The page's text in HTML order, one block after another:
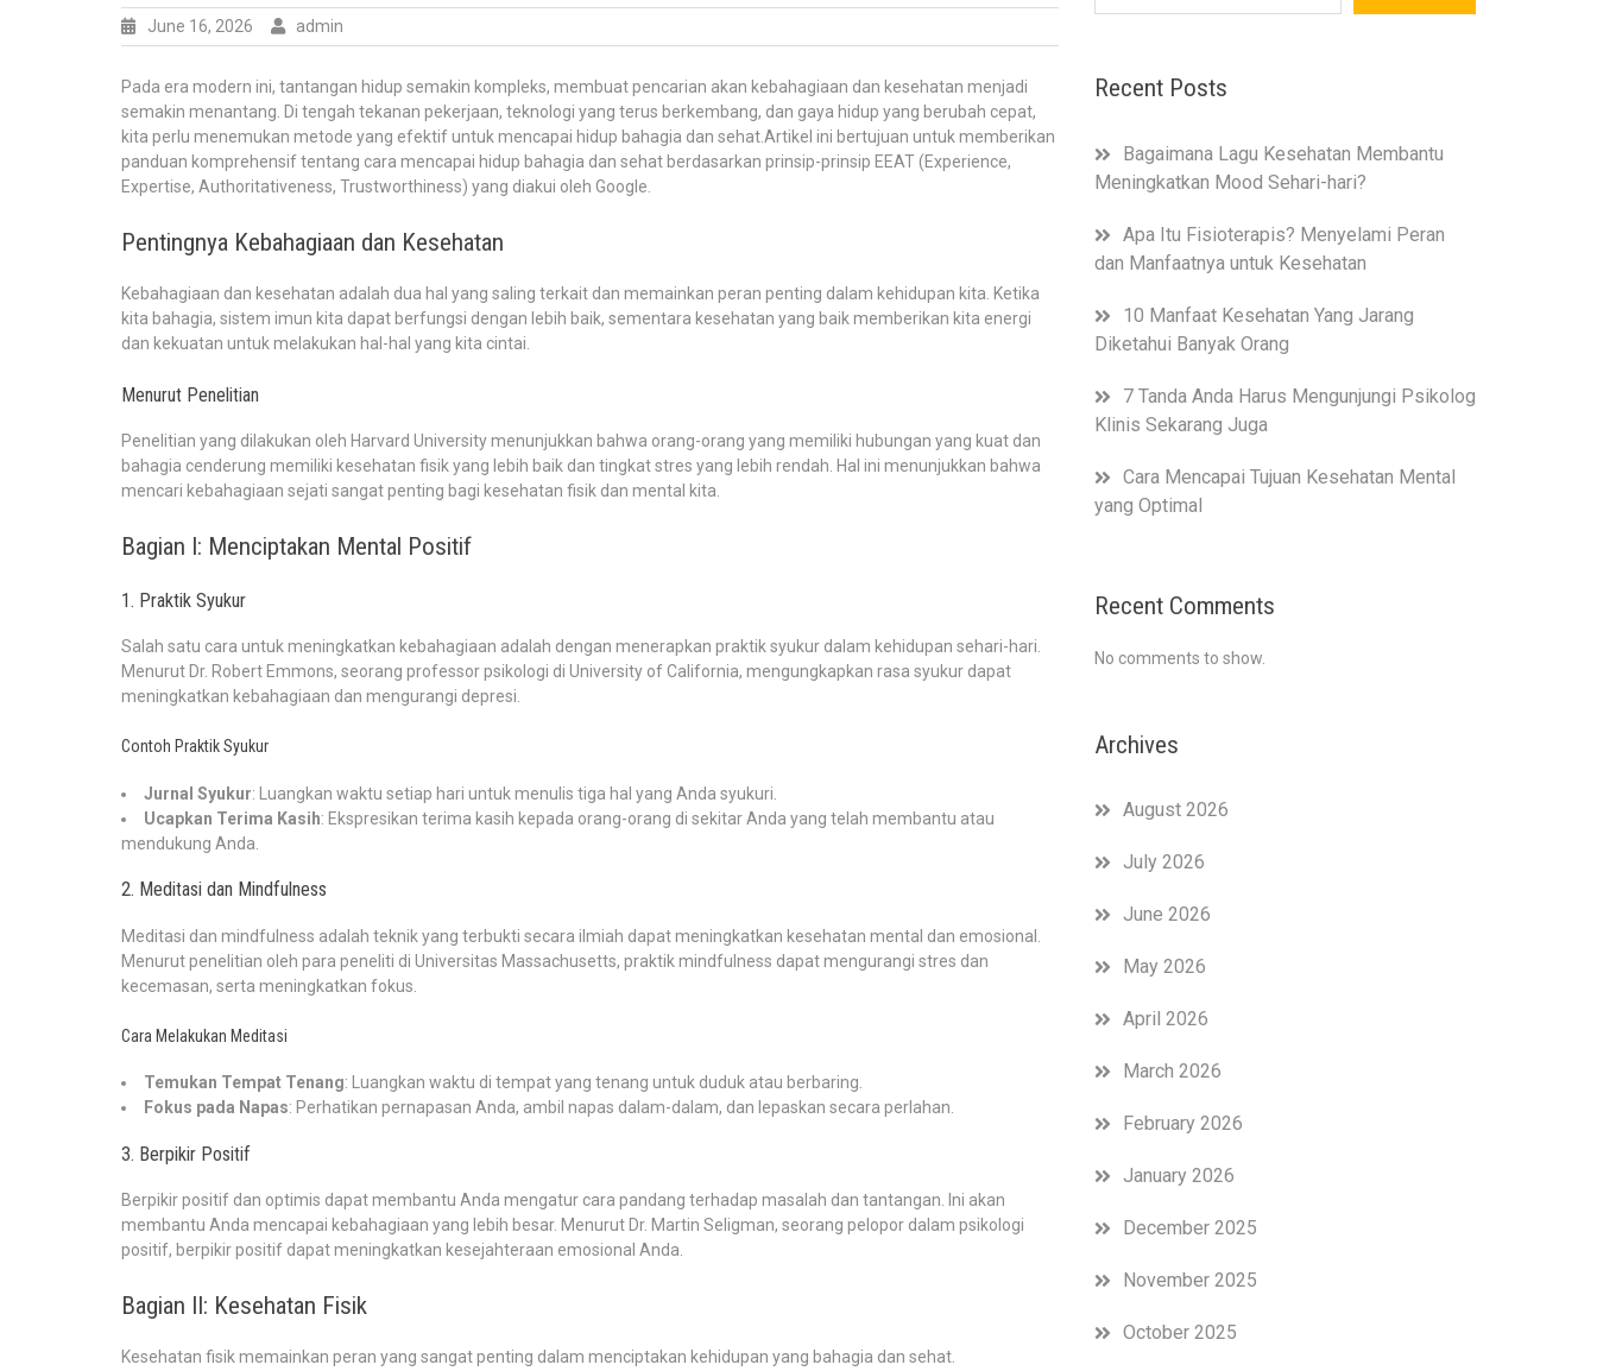
June 16, 2026 admin
Pada era modern ini, tantangan hidup semakin kompleks, membuat pencarian akan kebahagiaan dan kesehatan menjadi
semakin menantang. Di tengah tekanan pekerjaan, teknologi yang terus berkembang, dan gaya hidup yang berubah cepat,
kita perlu menemukan metode yang efektif untuk mencapai hidup bahagia dan sehat.Artikel ini bertujuan untuk memberikan
panduan komprehensif tentang cara mencapai hidup bahagia dan sehat berdasarkan prinsip-prinsip EEAT (Experience,
Expertise, Authoritativeness, Trustworthiness) yang diakui oleh Google.
Pentingnya Kebahagiaan dan Kesehatan
Kebahagiaan dan kesehatan adalah dua hal yang saling terkait dan memainkan peran penting dalam kehidupan kita. Ketika
kita bahagia, sistem imun kita dapat berfungsi dengan lebih baik, sementara kesehatan yang baik memberikan kita energi
dan kekuatan untuk melakukan hal-hal yang kita cintai.
Menurut Penelitian
Penelitian yang dilakukan oleh Harvard University menunjukkan bahwa orang-orang yang memiliki hubungan yang kuat dan
bahagia cenderung memiliki kesehatan fisik yang lebih baik dan tingkat stres yang lebih rendah. Hal ini menunjukkan bahwa
mencari kebahagiaan sejati sangat penting bagi kesehatan fisik dan mental kita.
Bagian I: Menciptakan Mental Positif
1. Praktik Syukur
Salah satu cara untuk meningkatkan kebahagiaan adalah dengan menerapkan praktik syukur dalam kehidupan sehari-hari.
Menurut Dr. Robert Emmons, seorang professor psikologi di University of California, mengungkapkan rasa syukur dapat
meningkatkan kebahagiaan dan mengurangi depresi.
Contoh Praktik Syukur
Jurnal Syukur: Luangkan waktu setiap hari untuk menulis tiga hal yang Anda syukuri.
Ucapkan Terima Kasih: Ekspresikan terima kasih kepada orang-orang di sekitar Anda yang telah membantu atau
mendukung Anda.
2. Meditasi dan Mindfulness
Meditasi dan mindfulness adalah teknik yang terbukti secara ilmiah dapat meningkatkan kesehatan mental dan emosional.
Menurut penelitian oleh para peneliti di Universitas Massachusetts, praktik mindfulness dapat mengurangi stres dan
kecemasan, serta meningkatkan fokus.
Cara Melakukan Meditasi
Temukan Tempat Tenang: Luangkan waktu di tempat yang tenang untuk duduk atau berbaring.
Fokus pada Napas: Perhatikan pernapasan Anda, ambil napas dalam-dalam, dan lepaskan secara perlahan.
3. Berpikir Positif
Berpikir positif dan optimis dapat membantu Anda mengatur cara pandang terhadap masalah dan tantangan. Ini akan
membantu Anda mencapai kebahagiaan yang lebih besar. Menurut Dr. Martin Seligman, seorang pelopor dalam psikologi
positif, berpikir positif dapat meningkatkan kesejahteraan emosional Anda.
Bagian II: Kesehatan Fisik
Kesehatan fisik memainkan peran yang sangat penting dalam menciptakan kehidupan yang bahagia dan sehat.
Recent Posts
Bagaimana Lagu Kesehatan Membantu
Meningkatkan Mood Sehari-hari?
Apa Itu Fisioterapis? Menyelami Peran
dan Manfaatnya untuk Kesehatan
10 Manfaat Kesehatan Yang Jarang
Diketahui Banyak Orang
7 Tanda Anda Harus Mengunjungi Psikolog
Klinis Sekarang Juga
Cara Mencapai Tujuan Kesehatan Mental
yang Optimal
Recent Comments
No comments to show.
Archives
August 2026
July 2026
June 2026
May 2026
April 2026
March 2026
February 2026
January 2026
December 2025
November 2025
October 2025